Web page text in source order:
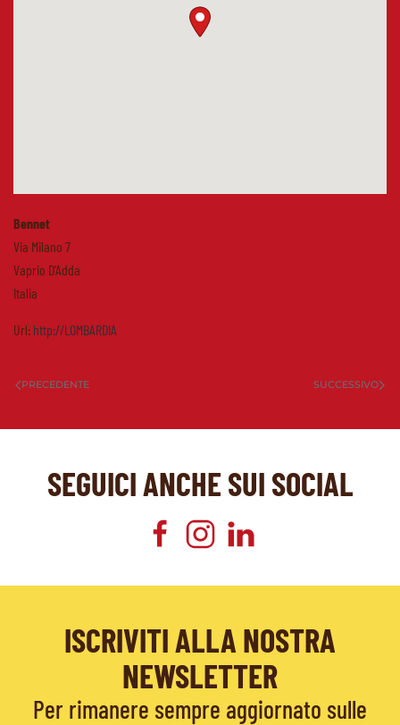
Bennet
Via Milano 7
Vaprio D'Adda
Italia
Url: http://LOMBARDIA
PRECEDENTE SUCCESSIVO
SEGUICI ANCHE SUI SOCIAL
ISCRIVITI ALLA NOSTRA
NEWSLETTER
Per rimanere sempre aggiornato sulle